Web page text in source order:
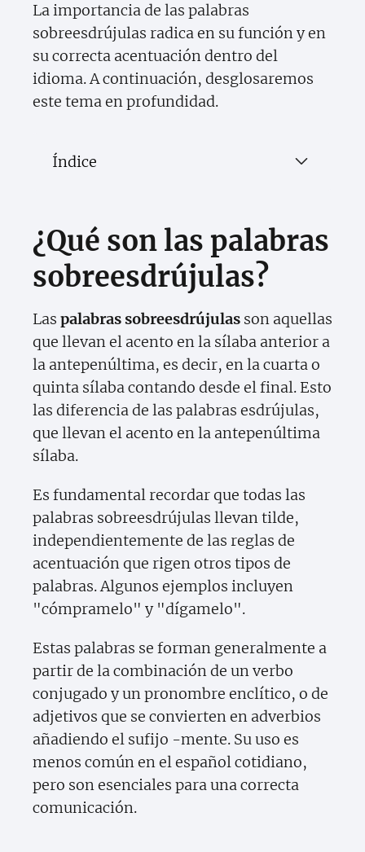
La importancia de las palabras
sobreesdrújulas radica en su función y en
su correcta acentuación dentro del
idioma. A continuación, desglosaremos
este tema en profundidad.
Índice
¿Qué son las palabras
sobreesdrújulas?
Las palabras sobreesdrújulas son aquellas
que llevan el acento en la sílaba anterior a
la antepenúltima, es decir, en la cuarta o
quinta sílaba contando desde el final. Esto
las diferencia de las palabras esdrújulas,
que llevan el acento en la antepenúltima
sílaba.
Es fundamental recordar que todas las
palabras sobreesdrújulas llevan tilde,
independientemente de las reglas de
acentuación que rigen otros tipos de
palabras. Algunos ejemplos incluyen
"cómpramelo" y "dígamelo".
Estas palabras se forman generalmente a
partir de la combinación de un verbo
conjugado y un pronombre enclítico, o de
adjetivos que se convierten en adverbios
añadiendo el sufijo -mente. Su uso es
menos común en el español cotidiano,
pero son esenciales para una correcta
comunicación.